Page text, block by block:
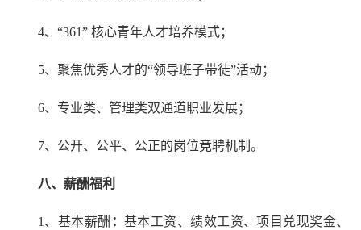
4、“361” 核心青年人才培养模式；
5、聚焦优秀人才的“领导班子带徒”活动；
6、专业类、管理类双通道职业发展；
7、公开、公平、公正的岗位竞聘机制。
八、 薪酬福利
1、基本薪酬 ：基本工资、绩效工资、项目兑现奖金、